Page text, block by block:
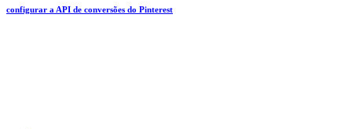
configurar a API de conversões do Pinterest